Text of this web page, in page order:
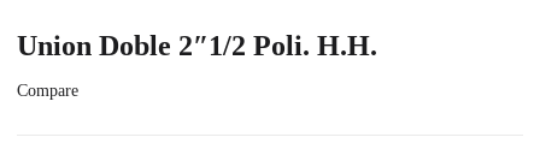
Union Doble 2″1/2 Poli. H.H.
Compare